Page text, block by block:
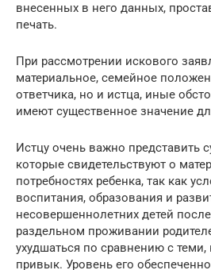
внесенных в него данных,
печать.
При рассмотрении искового
материальное, семейное
ответчика, но и истца, иные
имеют существенное значение
Истцу очень важно представить
которые свидетельствуют о
потребностях ребенка, так как
воспитания, образования и
несовершеннолетних детей
раздельном проживании
ухудшаться по сравнению с
привык. Уровень его